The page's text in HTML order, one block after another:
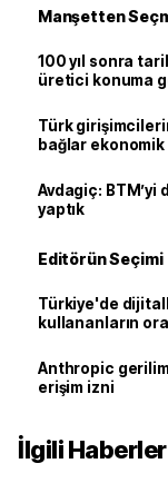
Manşetten
100 yıl sonra
üretici konuma
Türk
bağlar
Avdagiç: BTM’yi
yaptık
Editörün Seçimi
Türkiye'de
kullananların
Anthropic
erişim izni
İlgili Haberler